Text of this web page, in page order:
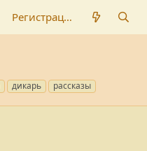
Регистрация
дикарь рассказы